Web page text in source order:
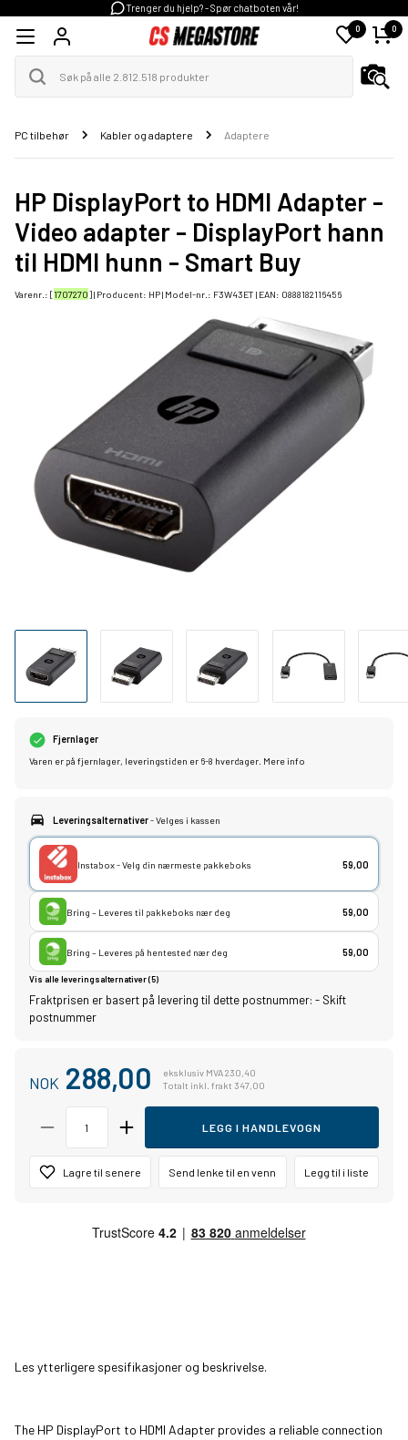
Trenger du hjelp? - Spør chatboten vår!
0 0
PC tilbehør Kabler og adaptere Adaptere
HP DisplayPort to HDMI Adapter -
Video adapter - DisplayPort hann
til HDMI hunn - Smart Buy
Varenr.: [1707270] | Producent: HP| Model-nr.: F3W43ET | EAN: 0888182116456
Fjernlager
Varen er på fjernlager, leveringstiden er 6-8 hverdager. Mere info
Leveringsalternativer- Velges i kassen
Instabox - Velg din nærmeste pakkeboks 59,00
Bring – Leveres til pakkeboks nær deg 59,00
Bring – Leveres på hentested nær deg 59,00
Vis alle leveringsalternativer (5)
Fraktprisen er basert på levering til dette postnummer: - Skift
postnummer
NOK 288,00
eksklusiv MVA 230,40
Totalt inkl. frakt 347,00
LEGG I HANDLEVOGN
Lagre til senere Send lenke til en venn Legg til i liste
Les ytterligere spesifikasjoner og beskrivelse.
The HP DisplayPort to HDMI Adapter provides a reliable connection